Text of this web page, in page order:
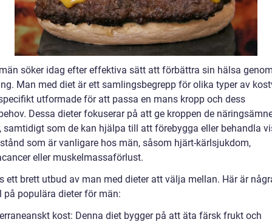
söker idag efter effektiva sätt att förbättra sin hälsa
Man med diet är ett samlingsbegrepp för olika typer av
utformade för att passa en mans kropp och dess
Dessa dieter fokuserar på att ge kroppen de
samtidigt som de kan hjälpa till att förebygga eller behandla
som är vanligare hos män, såsom hjärt-kärlsjukdom,
eller muskelmassaförlust.
ett brett utbud av man med dieter att välja mellan. Här är
på populära dieter för män:
kost: Denna diet bygger på att äta färsk frukt och